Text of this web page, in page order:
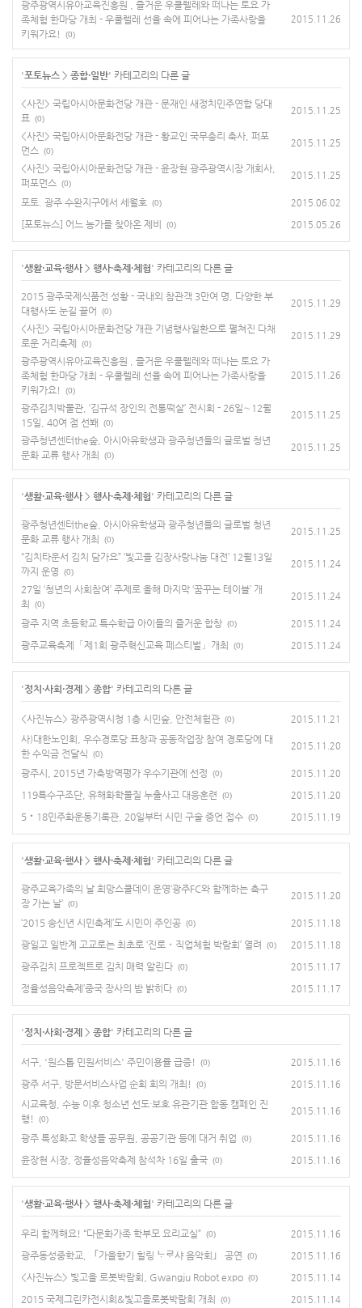
광주광역시유아교육진흥원 , 즐거운 우쿨렐레와 떠나는 토요 가
족체험 한마당 개최 - 우쿨렐레 선율 속에 피어나는 가족사랑을
키워가요!
(0)
2015.11.26
'포토뉴스 > 종합·일반' 카테고리의 다른 글
<사진> 국립아시아문화전당 개관 - 문재인 새정치민주연합 당대
표
(0)
2015.11.25
<사진> 국립아시아문화전당 개관 - 황교인 국무총리 축사, 퍼포
먼스
(0)
2015.11.25
<사진> 국립아시아문화전당 개관 - 윤장현 광주광역시장 개회사,
퍼포먼스
(0)
2015.11.25
포토. 광주 수완지구에서 세월호 (0) 2015.06.02
[포토뉴스] 어느 농가를 찾아온 제비 (0) 2015.05.26
'생활·교육·행사> 행사·축제·체험' 카테고리의 다른 글
2015 광주국제식품전 성황 - 국내외 참관객 3만여 명, 다양한 부
대행사도 눈길 끌어
(0)
2015.11.29
<사진> 국립아시아문화전당 개관 기념행사일환으로 펼쳐진 다채
로운 거리축제
(0)
2015.11.29
광주광역시유아교육진흥원 , 즐거운 우쿨렐레와 떠나는 토요 가
족체험 한마당 개최 - 우쿨렐레 선율 속에 피어나는 가족사랑을
키워가요!
(0)
2015.11.26
광주김치박물관, ‘김규석 장인의 전통떡살’ 전시회 - 26일∼12월
15일, 40여 점 선봬
(0)
2015.11.25
광주청년센터the숲, 아시아유학생과 광주청년들의 글로벌 청년
문화 교류 행사 개최
(0)
2015.11.25
'생활·교육·행사> 행사·축제·체험' 카테고리의 다른 글
광주청년센터the숲, 아시아유학생과 광주청년들의 글로벌 청년
문화 교류 행사 개최
(0)
2015.11.25
“김치타운서 김치 담가요” ‘빛고을 김장사랑나눔 대전’ 12월13일
까지 운영
(0)
2015.11.24
27일 ‘청년의 사회참여’ 주제로 올해 마지막 ‘꿈꾸는 테이블’ 개
최
(0)
2015.11.24
광주 지역 초등학교 특수학급 아이들의 즐거운 합창 (0) 2015.11.24
광주교육축제「제1회 광주혁신교육 페스티벌」개최 (0) 2015.11.24
'정치·사회·경제 > 종합' 카테고리의 다른 글
<사진뉴스> 광주광역시청 1층 시민숲, 안전체험관 (0) 2015.11.21
사)대한노인회, 우수경로당 표창과 공동작업장 참여 경로당에 대
한 수익금 전달식
(0)
2015.11.20
광주시, 2015년 가축방역평가 우수기관에 선정 (0) 2015.11.20
119특수구조단, 유해화학물질 누출사고 대응훈련 (0) 2015.11.20
5‧18민주화운동기록관, 20일부터 시민 구술 증언 접수 (0) 2015.11.19
'생활·교육·행사> 행사·축제·체험' 카테고리의 다른 글
광주교육가족의 날 희망스쿨데이 운영‘광주FC와 함께하는 축구
장 가는 날’ (0)
2015.11.20
‘2015 송신년 시민축제’도 시민이 주인공 (0) 2015.11.18
광일고 일반계 고교로는 최초로 ‘진로・직업체험 박람회’ 열려 (0) 2015.11.18
광주김치 프로젝트로 김치 매력 알린다 (0) 2015.11.17
정율성음악축제’중국 장사의 밤 밝히다 (0) 2015.11.17
'정치·사회·경제 > 종합' 카테고리의 다른 글
서구, '원스톱 민원서비스' 주민이용률 급증! (0) 2015.11.16
광주 서구, 방문서비스사업 순회 회의 개최! (0) 2015.11.16
시교육청, 수능 이후 청소년 선도·보호 유관기관 합동 캠페인 진
행!
(0)
2015.11.16
광주 특성화고 학생들 공무원, 공공기관 등에 대거 취업 (0) 2015.11.16
윤장현 시장, 정율성음악축제 참석차 16일 출국 (0) 2015.11.16
'생활·교육·행사> 행사·축제·체험' 카테고리의 다른 글
우리 함께해요! “다문화가족 학부모 요리교실” (0) 2015.11.16
광주동성중학교, 「가을향기 힐링 ᄂᆞᄅᆞ샤 음악회」 공연 (0) 2015.11.16
<사진뉴스> 빛고을 로봇박람회, Gwangju Robot expo (0) 2015.11.14
2015 국제그린카전시회&빛고을로봇박람회 개최 (0) 2015.11.14